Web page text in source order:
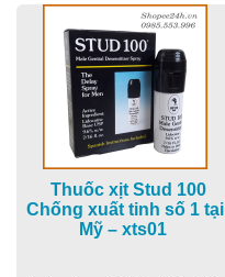
Thuốc xịt Stud 100
Chống xuất tinh số 1 tại
Mỹ – xts01